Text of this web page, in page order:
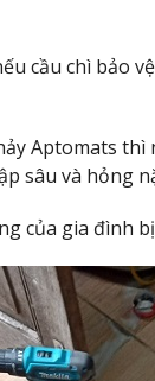
cầu chì bảo
Aptomats
sâu và hỏng
của gia đình